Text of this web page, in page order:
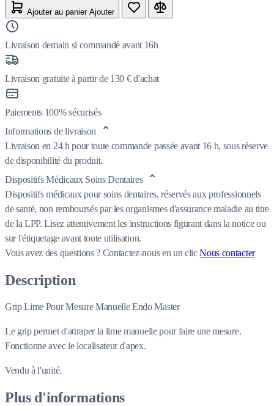
Ajouter au panier Ajouter
Livraison demain si commandé avant 16h
Livraison gratuite à partir de 130 € d'achat
Paiements 100% sécurisés
Informations de livraison
Livraison en 24 h pour toute commande passée avant 16 h, sous réserve
de disponibilité du produit.
Dispositifs Médicaux Soins Dentaires
Dispositifs médicaux pour soins dentaires, réservés aux professionnels
de santé, non remboursés par les organismes d'assurance maladie au titre
de la LPP. Lisez attentivement les instructions figurant dans la notice ou
sur l'étiquetage avant toute utilisation.
Vous avez des questions ? Contactez-nous en un clicNous contacter
Description
Grip Lime Pour Mesure Manuelle Endo Master
Le grip permet d'attraper la lime manuelle pour faire une mesure.
Fonctionne avec le localisateur d'apex.
Vendu à l'unité.
Plus d'informations